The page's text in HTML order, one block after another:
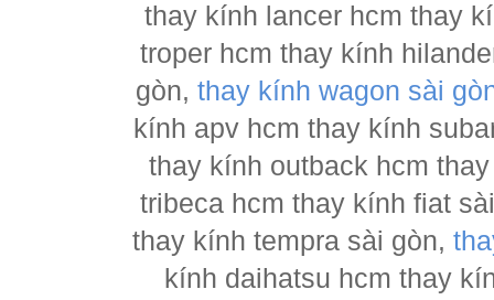
thay kính lancer hcm thay
troper hcm thay kính
gòn, thay kính wagon sài
kính apv hcm thay kính
thay kính outback hcm
tribeca hcm thay kính fiat
thay kính tempra sài gòn,
kính daihatsu hcm thay